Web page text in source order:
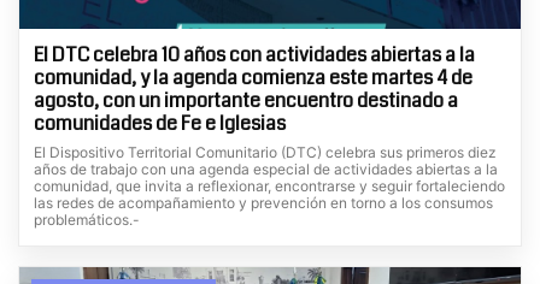
El DTC celebra 10 años con actividades abiertas a la
comunidad, y la agenda comienza este martes 4 de
agosto, con un importante encuentro destinado a
comunidades de Fe e Iglesias
El Dispositivo Territorial Comunitario (DTC) celebra sus primeros diez
años de trabajo con una agenda especial de actividades abiertas a la
comunidad, que invita a reflexionar, encontrarse y seguir fortaleciendo
las redes de acompañamiento y prevención en torno a los consumos
problemáticos.-